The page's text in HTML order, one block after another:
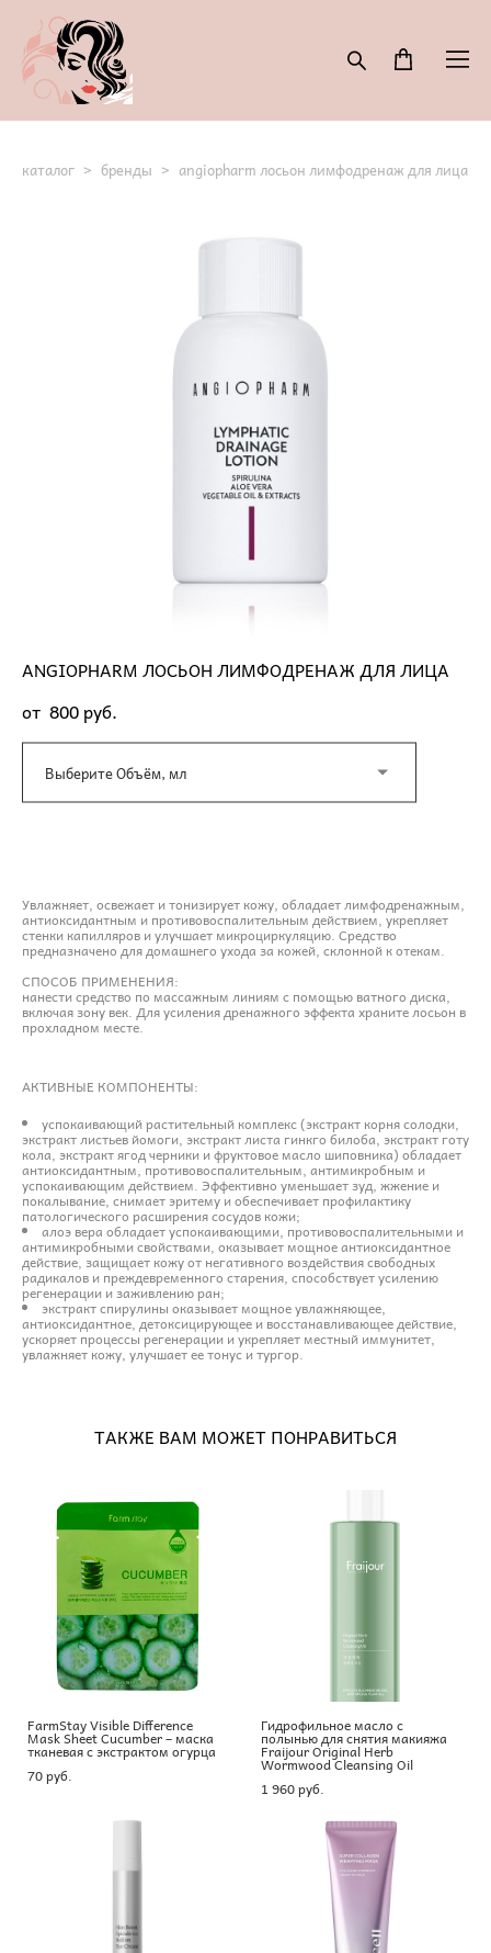
каталог > бренды > angiopharm лосьон лимфодренаж для лица
ANGIOPHARM ЛОСЬОН ЛИМФОДРЕНАЖ ДЛЯ ЛИЦА
от 800 pуб.
Выберите Объём, мл
Увлажняет, освежает и тонизирует кожу, обладает лимфодренажным,
антиоксидантным и противовоспалительным действием, укрепляет
стенки капилляров и улучшает микроциркуляцию. Средство
предназначено для домашнего ухода за кожей, склонной к отекам.
СПОСОБ ПРИМЕНЕНИЯ:
нанести средство по массажным линиям с помощью ватного диска,
включая зону век. Для усиления дренажного эффекта храните лосьон в
прохладном месте.
АКТИВНЫЕ КОМПОНЕНТЫ:
успокаивающий растительный комплекс (экстракт корня солодки,
экстракт листьев йомоги, экстракт листа гинкго билоба, экстракт готу
кола, экстракт ягод черники и фруктовое масло шиповника) обладает
антиоксидантным, противовоспалительным, антимикробным и
успокаивающим действием. Эффективно уменьшает зуд, жжение и
покалывание, снимает эритему и обеспечивает профилактику
патологического расширения сосудов кожи;
алоэ вера обладает успокаивающими, противовоспалительными и
антимикробными свойствами, оказывает мощное антиоксидантное
действие, защищает кожу от негативного воздействия свободных
радикалов и преждевременного старения, способствует усилению
регенерации и заживлению ран;
экстракт спирулины оказывает мощное увлажняющее,
антиоксидантное, детоксицирующее и восстанавливающее действие,
ускоряет процессы регенерации и укрепляет местный иммунитет,
увлажняет кожу, улучшает ее тонус и тургор.
ТАКЖЕ ВАМ МОЖЕТ ПОНРАВИТЬСЯ
FarmStay Visible Difference
Mask Sheet Cucumber – маска
тканевая с экстрактом огурца
70 pуб.
Гидрофильное масло с
полынью для снятия макияжа
Fraijour Original Herb
Wormwood Cleansing Oil
1 960 pуб.